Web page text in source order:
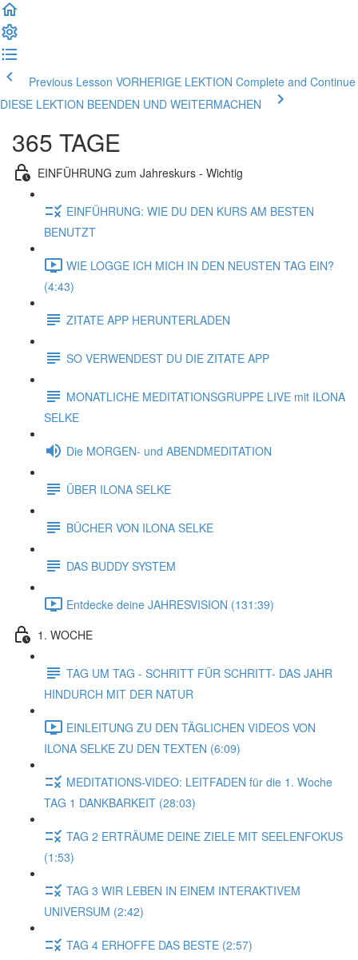
Previous Lesson VORHERIGE LEKTION Complete and Continue
DIESE LEKTION BEENDEN UND WEITERMACHEN
365 TAGE
EINFÜHRUNG zum Jahreskurs - Wichtig
EINFÜHRUNG: WIE DU DEN KURS AM BESTEN
BENUTZT
WIE LOGGE ICH MICH IN DEN NEUSTEN TAG EIN?
(4:43)
ZITATE APP HERUNTERLADEN
SO VERWENDEST DU DIE ZITATE APP
MONATLICHE MEDITATIONSGRUPPE LIVE mit ILONA
SELKE
Die MORGEN- und ABENDMEDITATION
ÜBER ILONA SELKE
BÜCHER VON ILONA SELKE
DAS BUDDY SYSTEM
Entdecke deine JAHRESVISION (131:39)
1. WOCHE
TAG UM TAG - SCHRITT FÜR SCHRITT- DAS JAHR
HINDURCH MIT DER NATUR
EINLEITUNG ZU DEN TÄGLICHEN VIDEOS VON
ILONA SELKE ZU DEN TEXTEN (6:09)
MEDITATIONS-VIDEO: LEITFADEN für die 1. Woche
TAG 1 DANKBARKEIT (28:03)
TAG 2 ERTRÄUME DEINE ZIELE MIT SEELENFOKUS
(1:53)
TAG 3 WIR LEBEN IN EINEM INTERAKTIVEM
UNIVERSUM (2:42)
TAG 4 ERHOFFE DAS BESTE (2:57)